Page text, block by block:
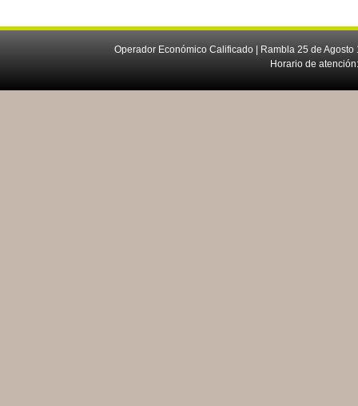
Operador Económico Calificado | Rambla 25 de
Horario de